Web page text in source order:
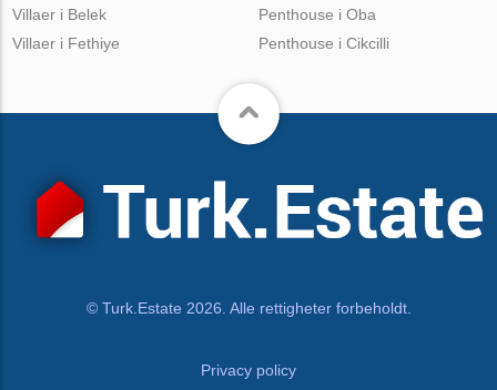
Villaer i Belek
Villaer i Fethiye
Penthouse i Oba
Penthouse i Cikcilli
© Turk.Estate 2026. Alle rettigheter forbeholdt.
Privacy policy